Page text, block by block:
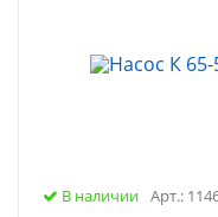
В наличии Арт.: